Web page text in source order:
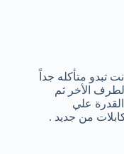
تبدو متأكله جداً
الأخر ثم
علي
من جديد .